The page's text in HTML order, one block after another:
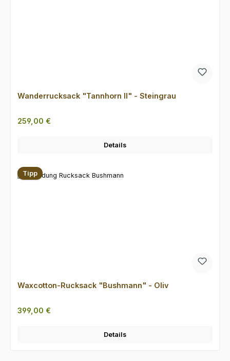
Wanderrucksack "Tannhorn II" - Steingrau
Regulärer Preis:
259,00 €
Details
Tipp
Waxcotton-Rucksack "Bushmann" - Oliv
Regulärer Preis:
399,00 €
Details